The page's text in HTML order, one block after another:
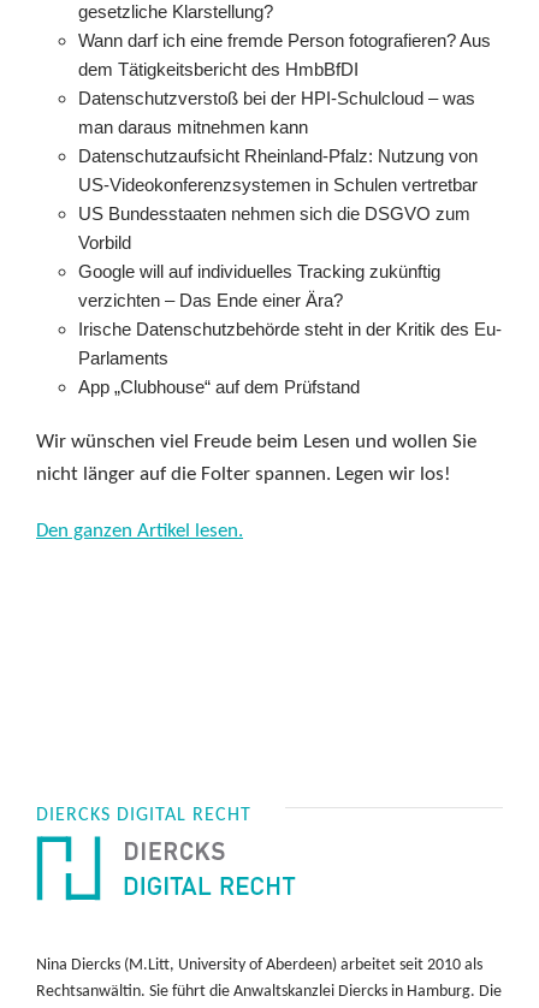
gesetzliche Klarstellung?
Wann darf ich eine fremde Person fotografieren? Aus
dem Tätigkeitsbericht des HmbBfDI
Datenschutzverstoß bei der HPI-Schulcloud – was
man daraus mitnehmen kann
Datenschutzaufsicht Rheinland-Pfalz: Nutzung von
US-Videokonferenzsystemen in Schulen vertretbar
US Bundesstaaten nehmen sich die DSGVO zum
Vorbild
Google will auf individuelles Tracking zukünftig
verzichten – Das Ende einer Ära?
Irische Datenschutzbehörde steht in der Kritik des Eu-
Parlaments
App „Clubhouse“ auf dem Prüfstand
Wir wünschen viel Freude beim Lesen und wollen Sie
nicht länger auf die Folter spannen. Legen wir los!
Den ganzen Artikel lesen.
DIERCKS DIGITAL RECHT
Nina Diercks (M.Litt, University of Aberdeen) arbeitet seit 2010 als
Rechtsanwältin. Sie führt die Anwaltskanzlei Diercks in Hamburg. Die